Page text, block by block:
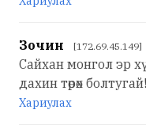
Зочин
Сайхан монгол эр
дахин төрөх
Хариулах